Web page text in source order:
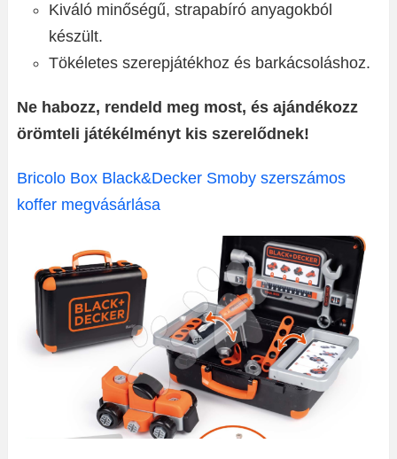
Kiváló minőségű, strapabíró anyagokból
készült.
Tökéletes szerepjátékhoz és barkácsoláshoz.
Ne habozz, rendeld meg most, és ajándékozz
örömteli játékélményt kis szerelődnek!
Bricolo Box Black&Decker Smoby szerszámos
koffer megvásárlása